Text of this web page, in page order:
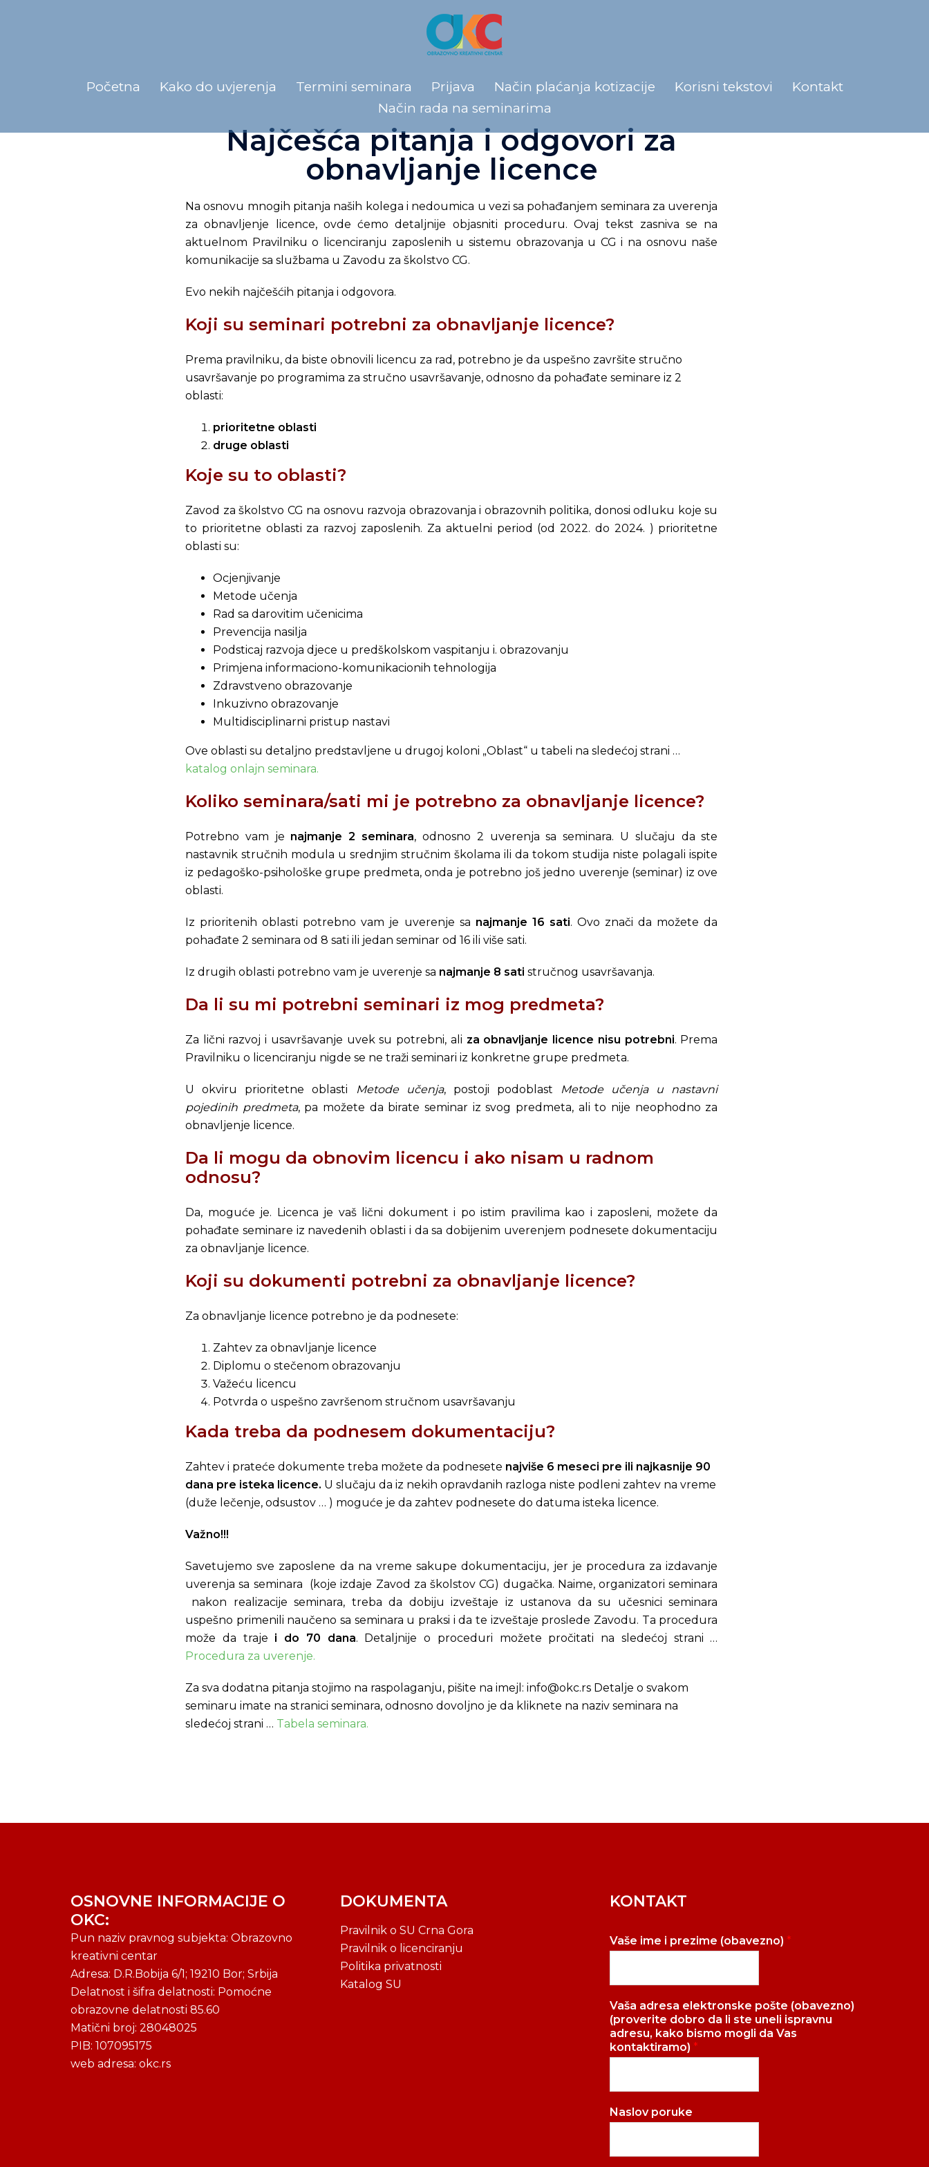
Početna Kako do uvjerenja Termini seminara Prijava Način plaćanja kotizacije Korisni tekstovi
Kontakt
Način rada na seminarima
Najčešća pitanja i odgovori za
obnavljanje licence
Na osnovu mnogih pitanja naših kolega i nedoumica u vezi sa pohađanjem seminara za uverenja
za obnavljenje licence, ovde ćemo detaljnije objasniti proceduru. Ovaj tekst zasniva se na
aktuelnom Pravilniku o licenciranju zaposlenih u sistemu obrazovanja u CG i na osnovu naše
komunikacije sa službama u Zavodu za školstvo CG.
Evo nekih najčešćih pitanja i odgovora.
Koji su seminari potrebni za obnavljanje licence?
Prema pravilniku, da biste obnovili licencu za rad, potrebno je da uspešno završite stručno
usavršavanje po programima za stručno usavršavanje, odnosno da pohađate seminare iz 2
oblasti:
prioritetne oblasti
druge oblasti
Koje su to oblasti?
Zavod za školstvo CG na osnovu razvoja obrazovanja i obrazovnih politika, donosi odluku koje su
to prioritetne oblasti za razvoj zaposlenih. Za aktuelni period (od 2022. do 2024. ) prioritetne
oblasti su:
Ocjenjivanje
Metode učenja
Rad sa darovitim učenicima
Prevencija nasilja
Podsticaj razvoja djece u predškolskom vaspitanju i. obrazovanju
Primjena informaciono-komunikacionih tehnologija
Zdravstveno obrazovanje
Inkuzivno obrazovanje
Multidisciplinarni pristup nastavi
Ove oblasti su detaljno predstavljene u drugoj koloni „Oblast“ u tabeli na sledećoj strani …
katalog onlajn seminara.
Koliko seminara/sati mi je potrebno za obnavljanje licence?
Potrebno vam je najmanje 2 seminara, odnosno 2 uverenja sa seminara. U slučaju da ste
nastavnik stručnih modula u srednjim stručnim školama ili da tokom studija niste polagali ispite
iz pedagoško-psihološke grupe predmeta, onda je potrebno još jedno uverenje (seminar) iz ove
oblasti.
Iz prioritenih oblasti potrebno vam je uverenje sa najmanje 16 sati. Ovo znači da možete da
pohađate 2 seminara od 8 sati ili jedan seminar od 16 ili više sati.
Iz drugih oblasti potrebno vam je uverenje sa najmanje 8 sati stručnog usavršavanja.
Da li su mi potrebni seminari iz mog predmeta?
Za lični razvoj i usavršavanje uvek su potrebni, ali za obnavljanje licence nisu potrebni. Prema
Pravilniku o licenciranju nigde se ne traži seminari iz konkretne grupe predmeta.
U okviru prioritetne oblasti Metode učenja, postoji podoblast
Metode učenja u nastavni
pojedinih predmeta, pa možete da birate seminar iz svog predmeta, ali to nije neophodno za
obnavljenje licence.
Da li mogu da obnovim licencu i ako nisam u radnom
odnosu?
Da, moguće je. Licenca je vaš lični dokument i po istim pravilima kao i zaposleni, možete da
pohađate seminare iz navedenih oblasti i da sa dobijenim uverenjem podnesete dokumentaciju
za obnavljanje licence.
Koji su dokumenti potrebni za obnavljanje licence?
Za obnavljanje licence potrebno je da podnesete:
Zahtev za obnavljanje licence
Diplomu o stečenom obrazovanju
Važeću licencu
Potvrda o uspešno završenom stručnom usavršavanju
Kada treba da podnesem dokumentaciju?
Zahtev i prateće dokumente treba možete da podnesete najviše 6 meseci pre ili najkasnije 90
dana pre isteka licence. U slučaju da iz nekih opravdanih razloga niste podleni zahtev na vreme
(duže lečenje, odsustov … ) moguće je da zahtev podnesete do datuma isteka licence.
Važno!!!
Savetujemo sve zaposlene da na vreme sakupe dokumentaciju, jer je procedura za izdavanje
uverenja sa seminara (koje izdaje Zavod za školstov CG) dugačka. Naime, organizatori seminara
nakon realizacije seminara, treba da dobiju izveštaje iz ustanova da su učesnici seminara
uspešno primenili naučeno sa seminara u praksi i da te izveštaje proslede Zavodu. Ta procedura
može da traje i do 70 dana. Detaljnije o proceduri možete pročitati na sledećoj strani …
Procedura za uverenje.
Za sva dodatna pitanja stojimo na raspolaganju, pišite na imejl: info@okc.rs Detalje o svakom
seminaru imate na stranici seminara, odnosno dovoljno je da kliknete na naziv seminara na
sledećoj strani … Tabela seminara.
OSNOVNE INFORMACIJE O
OKC:
Pun naziv pravnog subjekta: Obrazovno
kreativni centar
Adresa: D.R.Bobija 6/1; 19210 Bor; Srbija
Delatnost i šifra delatnosti: Pomoćne
obrazovne delatnosti 85.60
Matični broj: 28048025
PIB: 107095175
web adresa: okc.rs
DOKUMENTA
Pravilnik o SU Crna Gora
Pravilnik o licenciranju
Politika privatnosti
Katalog SU
KONTAKT
Vaše ime i prezime (obavezno) *
Vaša adresa elektronske pošte (obavezno)
(proverite dobro da li ste uneli ispravnu
adresu, kako bismo mogli da Vas
kontaktiramo) *
Naslov poruke